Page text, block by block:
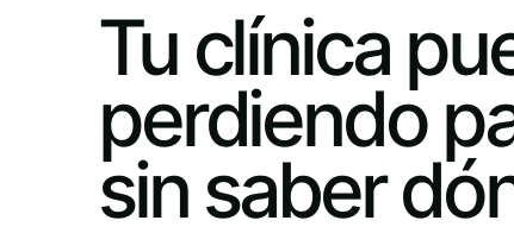
Tu clínica
perdiendo
sin saber